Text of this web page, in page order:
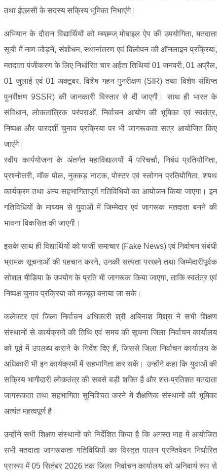
तथा ईएलसी के सदस्य सक्रिय भूमिका निभाएंगे।
अभियान के दौरान विद्यार्थियों को म्ब्प्छम्ज् मोबाइल ऐप की उपयोगिता, मतदाता
सूची में नाम जोड़ने, संशोधन, स्थानांतरण एवं विलोपन की ऑनलाइन प्रक्रिया,
मतदाता पंजीकरण के लिए निर्धारित चार अर्हता तिथियां 01 जनवरी, 01 अप्रैल,
01 जुलाई एवं 01 अक्टूबर, विशेष गहन पुनरीक्षण (SIR) तथा विशेष संक्षिप्त
पुनरीक्षण 9SSR) की जानकारी विस्तार से दी जाएगी। साथ ही भारत के
संविधान, लोकतांत्रिक परंपराओं, निर्वाचन आयोग की भूमिका एवं स्वतंत्र,
निष्पक्ष और पारदर्शी चुनाव प्रक्रिया पर भी जागरूकता सत्र आयोजित किए
जाएंगे।
स्वीप कार्ययोजना के अंतर्गत महाविद्यालयों में परिचर्चा, निबंध प्रतियोगिता,
प्रश्नोत्तरी, मॉक पोल, नुक्कड़ नाटक, पोस्टर एवं स्लोगन प्रतियोगिता, शपथ
कार्यक्रम तथा अन्य सहभागितापूर्ण गतिविधियों का आयोजन किया जाएगा। इन
गतिविधियों के माध्यम से युवाओं में जिम्मेदार एवं जागरूक मतदाता बनने की
भावना विकसित की जाएगी।
इसके साथ ही विद्यार्थियों को फर्जी समाचार (Fake News) एवं निर्वाचन संबंधी
भ्रामक सूचनाओं की पहचान करने, उनकी सत्यता परखने तथा जिम्मेदारीपूर्वक
सोशल मीडिया के उपयोग के प्रति भी जागरूक किया जाएगा, ताकि स्वतंत्र एवं
निष्पक्ष चुनाव प्रक्रिया को मजबूत बनाया जा सके।
कलेक्टर एवं जिला निर्वाचन अधिकारी श्री अबिनाश मिश्रा ने सभी शिक्षण
संस्थानों से कार्यक्रमों की तिथि एवं समय की सूचना जिला निर्वाचन कार्यालय
को पूर्व में उपलब्ध कराने के निर्देश दिए हैं, जिससे जिला निर्वाचन कार्यालय के
अधिकारी भी इन कार्यक्रमों में सहभागिता कर सकें। उन्होंने कहा कि युवाओं की
सक्रिय भागीदारी लोकतंत्र की सबसे बड़ी शक्ति है और शत-प्रतिशत मतदाता
जागरूकता तथा सहभागिता सुनिश्चित करने में शैक्षणिक संस्थानों की भूमिका
अत्यंत महत्वपूर्ण है।
उन्होंने सभी शिक्षण संस्थानों को निर्देशित किया है कि अगस्त माह में आयोजित
सभी मतदाता जागरूकता गतिविधियों का विस्तृत पालन प्रण्तिवेदन निर्धारित
प्रारूप में 05 सितंबर 2026 तक जिला निर्वाचन कार्यालय को अनिवार्य रूप से